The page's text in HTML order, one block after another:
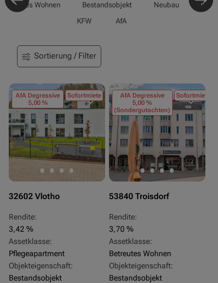
Wohnen Bestandsobjekt Neubau
KFW
AfA
Sortierung / Filter
AfA Degressive
5,00 %
Sofortmiete
32602 Vlotho
Rendite:
3,42 %
Assetklasse:
Pflegeapartment
Objekteigenschaft:
Bestandsobjekt
AfA Degressive
5,00 %
(Sondergutachten)
Sofortmiete
53840 Troisdorf
Rendite:
3,70 %
Assetklasse:
Betreutes Wohnen
Objekteigenschaft:
Bestandsobjekt